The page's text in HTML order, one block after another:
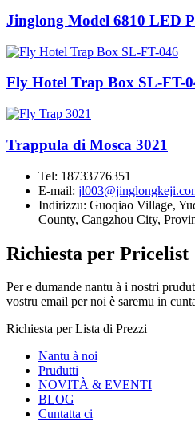
Jinglong Model 6810 LED
Fly Hotel Trap Box SL-FT-
Trappula di Mosca 3021
Tel: 18733776351
E-mail:
Indirizzu: Guoqiao Village,
County, Cangzhou City,
Richiesta per Pricelist
Per e dumande nantu à i nostri
vostru email per noi è saremu in
Richiesta per Lista di Prezzi
Nantu à noi
Prudutti
NOVITÀ & EVENTI
BLOG
Cuntatta ci